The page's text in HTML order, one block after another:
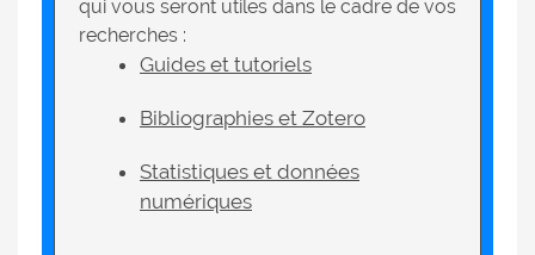
qui vous seront utiles dans le cadre de vos
recherches :
Guides et tutoriels
Bibliographies et Zotero
Statistiques et données
numériques